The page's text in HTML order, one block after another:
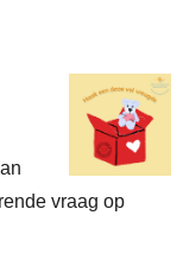
vraag op